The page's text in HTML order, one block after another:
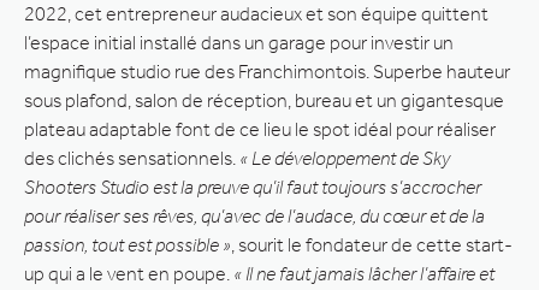
2022, cet entrepreneur audacieux et son équipe quittent
l’espace initial installé dans un garage pour investir un
magnifique studio rue des Franchimontois. Superbe hauteur
sous plafond, salon de réception, bureau et un gigantesque
plateau adaptable font de ce lieu le spot idéal pour réaliser
des clichés sensationnels. « Le développement de Sky
Shooters Studio est la preuve qu’il faut toujours s’accrocher
pour réaliser ses rêves, qu’avec de l’audace, du cœur et de la
passion, tout est possible » , sourit le fondateur de cette start-
up qui a le vent en poupe. « Il ne faut jamais lâcher l’affaire et